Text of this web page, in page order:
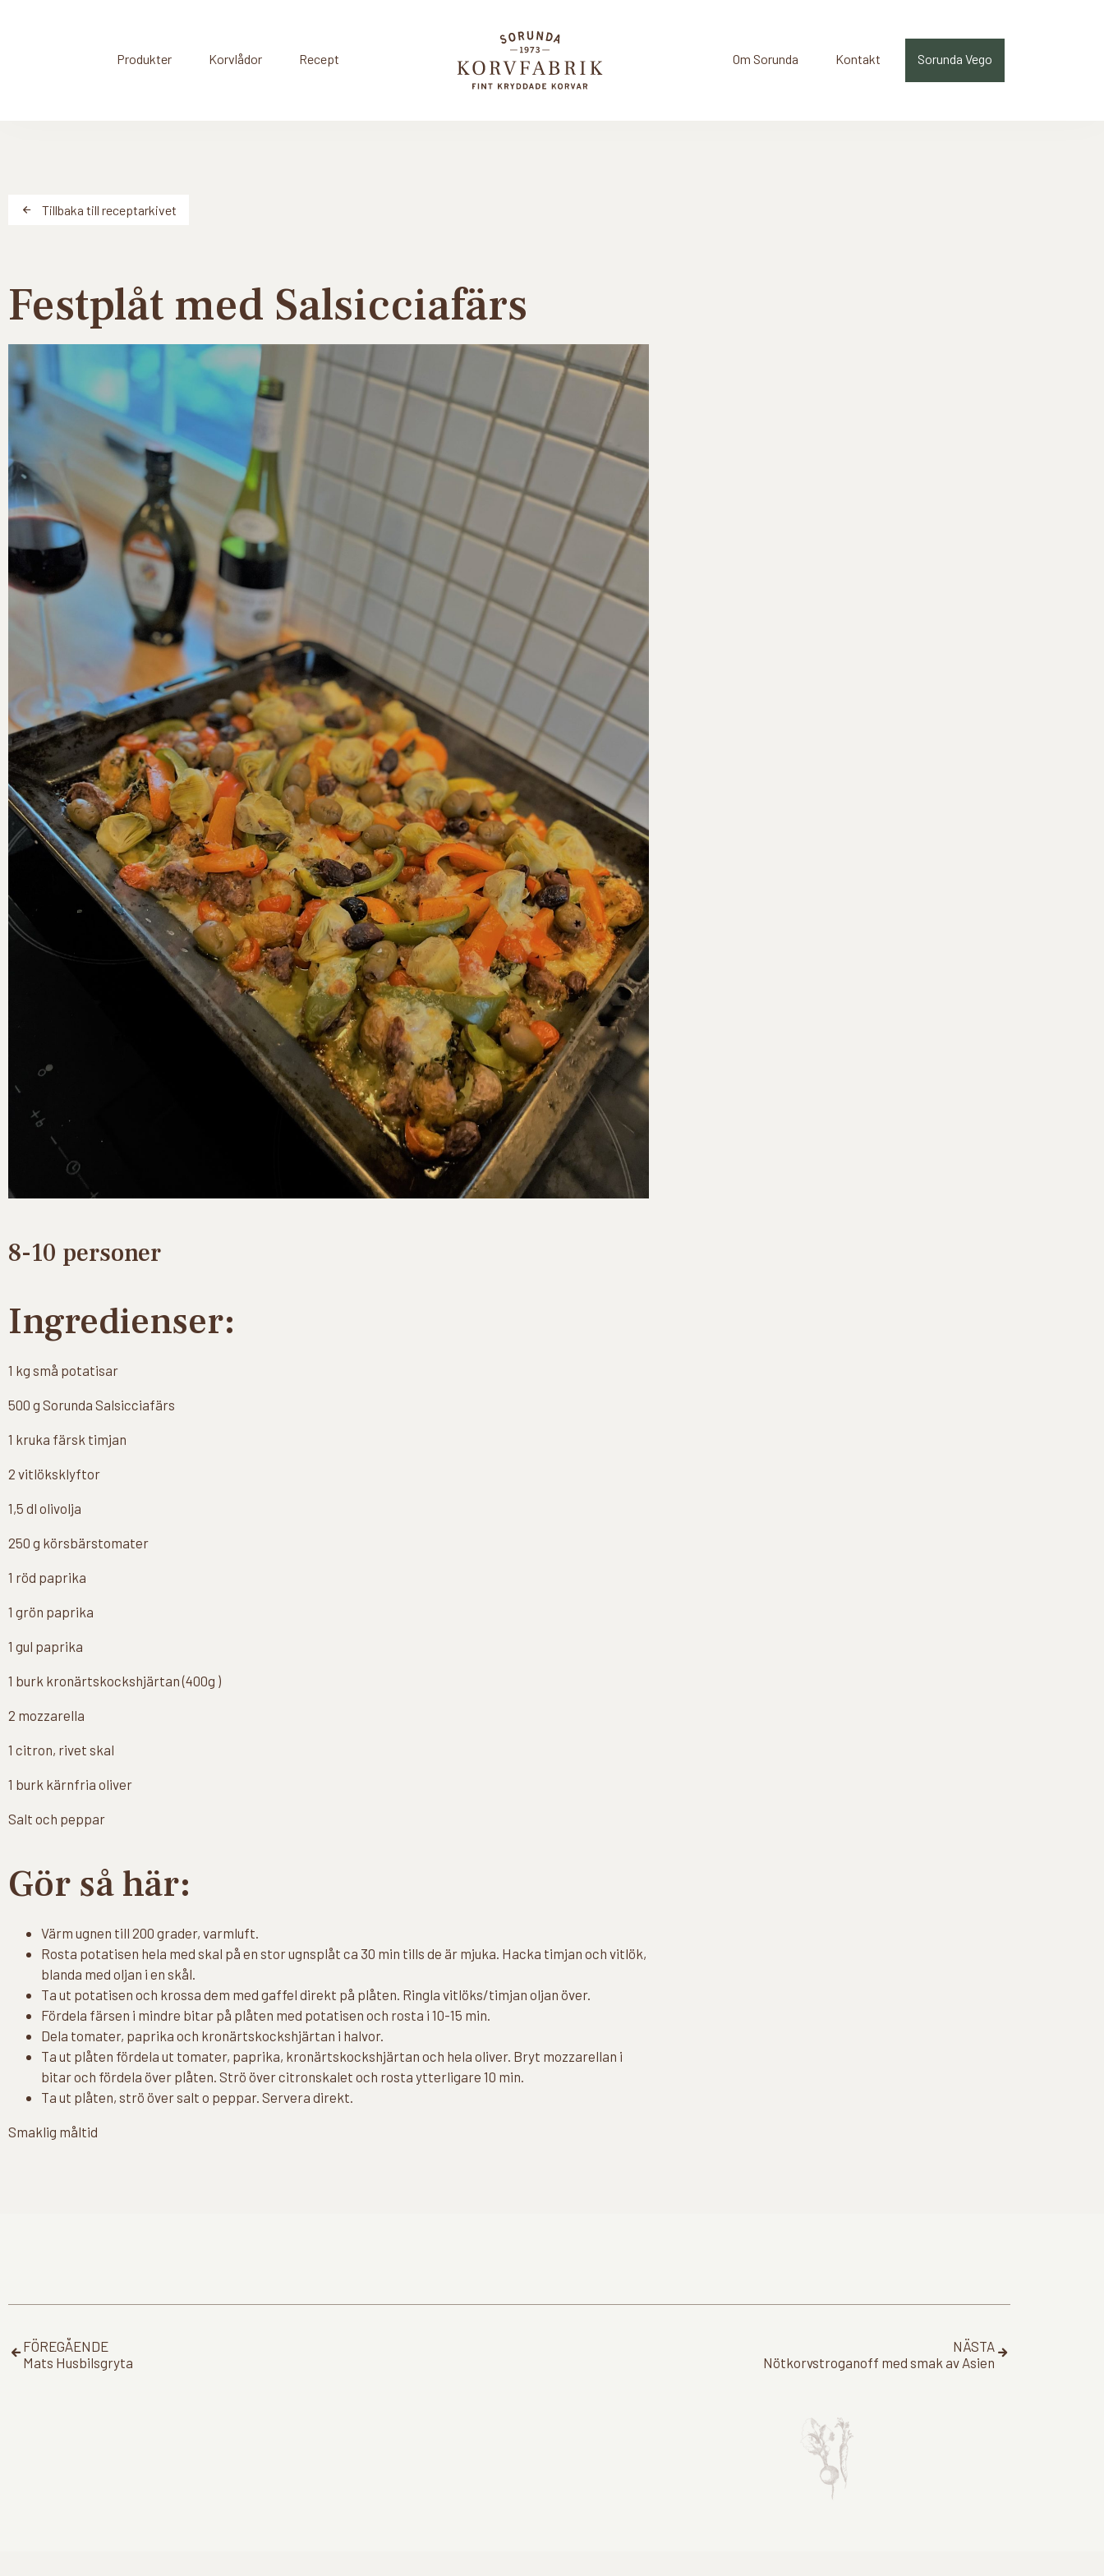
Produkter Korvlådor Recept Om Sorunda Kontakt Sorunda Vego
Tillbaka till receptarkivet
Festplåt med Salsicciafärs
8-10 personer
Ingredienser:
1 kg små potatisar
500 g Sorunda Salsicciafärs
1 kruka färsk timjan
2 vitlöksklyftor
1,5 dl olivolja
250 g körsbärstomater
1 röd paprika
1 grön paprika
1 gul paprika
1 burk kronärtskockshjärtan (400g )
2 mozzarella
1 citron, rivet skal
1 burk kärnfria oliver
Salt och peppar
Gör så här:
Värm ugnen till 200 grader, varmluft.
Rosta potatisen hela med skal på en stor ugnsplåt ca 30 min tills de är mjuka. Hacka timjan och vitlök,
blanda med oljan i en skål.
Ta ut potatisen och krossa dem med gaffel direkt på plåten. Ringla vitlöks/timjan oljan över.
Fördela färsen i mindre bitar på plåten med potatisen och rosta i 10-15 min.
Dela tomater, paprika och kronärtskockshjärtan i halvor.
Ta ut plåten fördela ut tomater, paprika, kronärtskockshjärtan och hela oliver. Bryt mozzarellan i
bitar och fördela över plåten. Strö över citronskalet och rosta ytterligare 10 min.
Ta ut plåten, strö över salt o peppar. Servera direkt.
Smaklig måltid
FÖREGÅENDE
Mats Husbilsgryta
NÄSTA
Nötkorvstroganoff med smak av Asien